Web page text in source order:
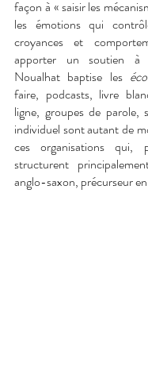
façon à « saisir les
les émotions qui
croyances et
apporter un soutien à
Noualhat baptise les
faire, podcasts, livre
ligne, groupes de parole,
individuel sont autant de
ces organisations qui,
structurent
anglo-saxon, précurseur